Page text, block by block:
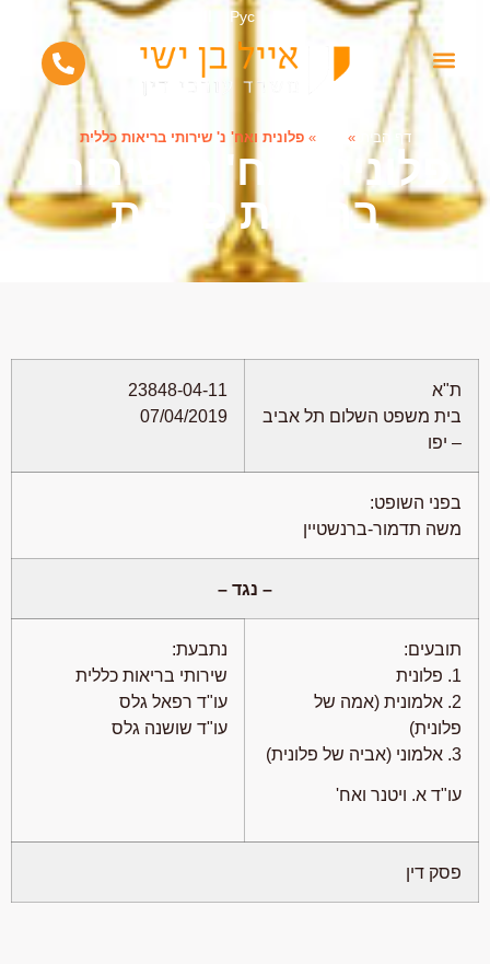
Рус
דף הבית »
» פלונית ואח' נ' שירותי בריאות כללית
פלונית ואח' נ' שירותי
בריאות כללית
ת"א
בית משפט השלום תל אביב
– יפו
23848-04-11
07/04/2019
בפני השופט:
משה תדמור-ברנשטיין
– נגד –
תובעים:
1. פלונית
2. אלמונית (אמה של
פלונית)
3. אלמוני (אביה של פלונית)
עו"ד א. ויטנר ואח'
נתבעת:
שירותי בריאות כללית
עו"ד רפאל גלס
עו"ד שושנה גלס
פסק דין